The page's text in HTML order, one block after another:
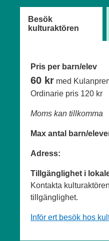
Besök
kulturaktören
Pris per barn/elev
60 kr med
Ordinarie pris 120 kr
Moms kan tillkomma
Max antal barn/
Adress:
Tillgänglighet i
Kontakta
tillgänglighet.
Inför ert besök hos